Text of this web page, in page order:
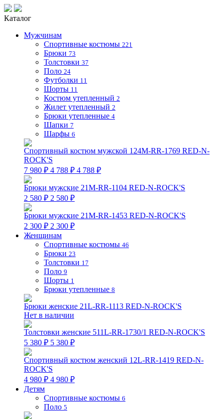
Каталог
Мужчинам
Спортивные костюмы 221
Брюки 73
Толстовки 37
Поло 24
Футболки 11
Шорты 11
Костюм утепленный 2
Жилет утепленный 2
Брюки утепленные 4
Шапки 7
Шарфы 6
Спортивный костюм мужской 124M-RR-1769 RED-N-
ROCK'S
7 980 ₽ 4 788 ₽ 4 788 ₽
Брюки мужские 21M-RR-1104 RED-N-ROCK'S
2 580 ₽ 2 580 ₽
Брюки мужские 21M-RR-1453 RED-N-ROCK'S
2 300 ₽ 2 300 ₽
Женщинам
Спортивные костюмы 46
Брюки 23
Толстовки 17
Поло 9
Шорты 1
Брюки утепленные 8
Брюки женские 21L-RR-1113 RED-N-ROCK'S
Нет в наличии
Толстовки женские 511L-RR-1730/1 RED-N-ROCK'S
5 380 ₽ 5 380 ₽
Спортивный костюм женский 12L-RR-1419 RED-N-
ROCK'S
4 980 ₽ 4 980 ₽
Детям
Спортивные костюмы 6
Поло 5